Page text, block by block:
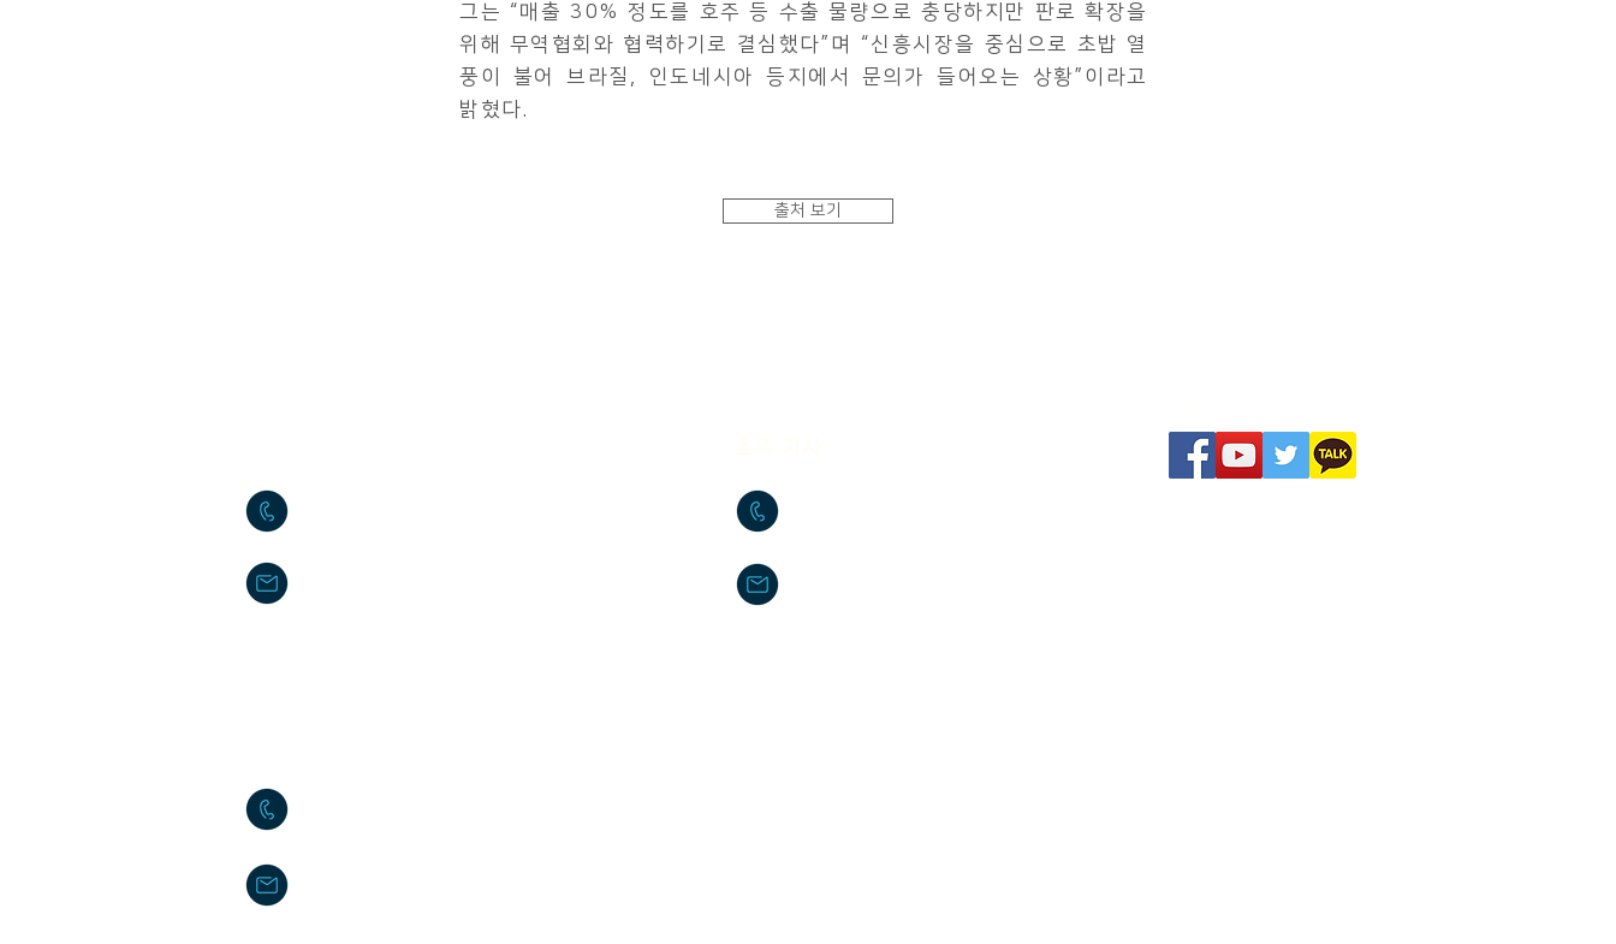
그는 “매출 30% 정도를 호주 등 수출 물량으로 충당하지만 판로 확장을
위해 무역협회와 협력하기로 결심했다”며 “신흥시장을 중심으로 초밥 열
풍이 불어 브라질, 인도네시아 등지에서 문의가 들어오는 상황”이라고
밝혔다.
출처 보기